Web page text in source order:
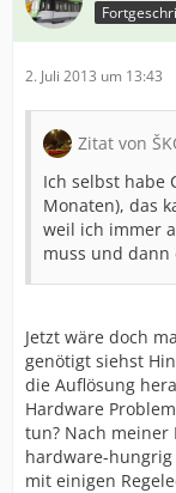
2. Juli 2013 um 13:43
Zitat von
Ich selbst habe
Monaten), das
weil ich immer
muss und
Jetzt wäre doch
genötigt siehst
die Auflösung
Hardware
tun? Nach meiner
hardware-hungrig
mit einigen